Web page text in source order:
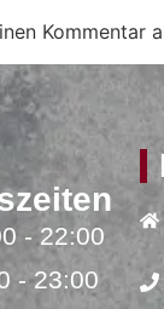
Kommentar
- 22:00
- 23:00